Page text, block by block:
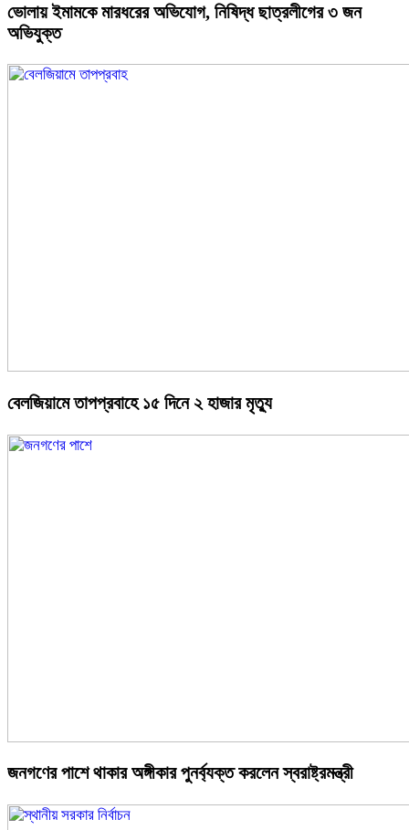
ভোলায় ইমামকে মারধরের অভিযোগ, নিষিদ্ধ ছাত্রলীগের ৩ জন
অভিযুক্ত
বেলজিয়ামে তাপপ্রবাহে ১৫ দিনে ২ হাজার মৃত্যু
জনগণের পাশে থাকার অঙ্গীকার পুনর্ব্যক্ত করলেন স্বরাষ্ট্রমন্ত্রী